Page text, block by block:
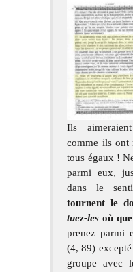
Ils
comme ils ont
tous égaux !
parmi eux,
dans le
tournent le
tuez-les où
prenez parmi
(4, 89)
groupe avec